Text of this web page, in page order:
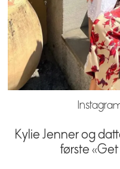
Kylie Jenner og
første